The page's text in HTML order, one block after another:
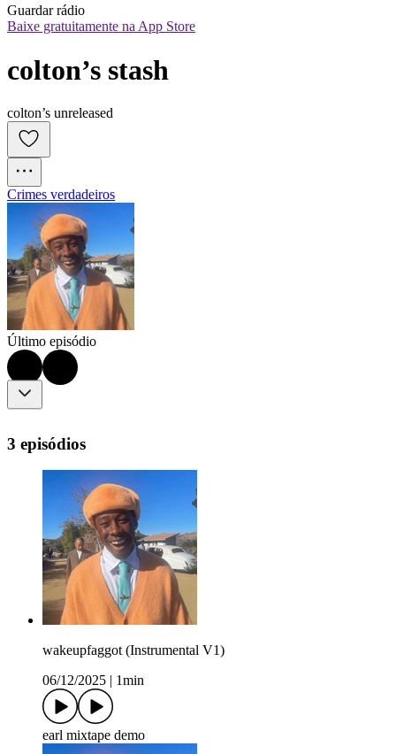
Guardar rádio
Baixe gratuitamente na App Store
colton’s stash
colton’s unreleased
Crimes verdadeiros
Último episódio
3 episódios
wakeupfaggot (Instrumental V1)
06/12/2025
1min
earl mixtape demo